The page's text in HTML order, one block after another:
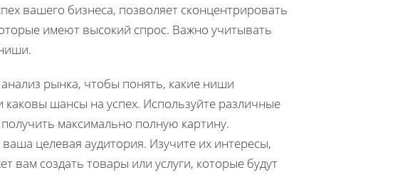
вашего бизнеса, позволяет сконцентрировать
имеют высокий спрос. Важно учитывать
рынка, чтобы понять, какие ниши
каковы шансы на успех. Используйте различные
максимально полную картину.
целевая аудитория. Изучите их интересы,
вам создать товары или услуги, которые будут